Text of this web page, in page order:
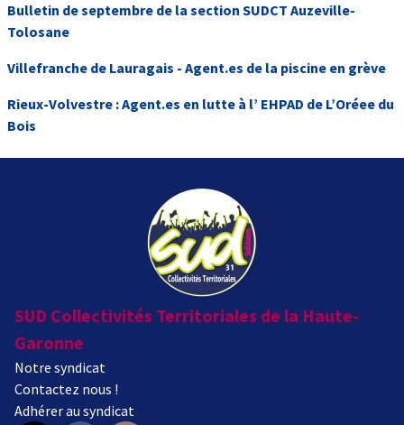
Bulletin de septembre de la section SUDCT Auzeville-
Tolosane
Villefranche de Lauragais - Agent.es de la piscine en grève
Rieux-Volvestre : Agent.es en lutte à l’ EHPAD de L’Oréee du
Bois
SUD Collectivités Territoriales de la Haute-
Garonne
Notre syndicat
Contactez nous !
Adhérer au syndicat